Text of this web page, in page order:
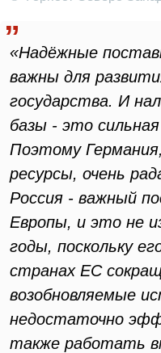
«Надёжные
важны для
государства. И
базы - это
Поэтому
ресурсы, очень
Россия - важный
Европы, и это не
годы, поскольку
странах ЕС
возобновляемые
недостаточно
также работать